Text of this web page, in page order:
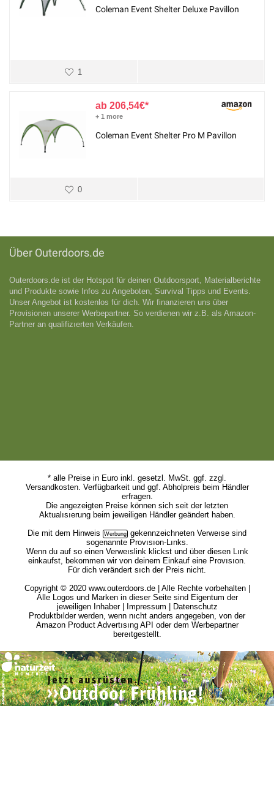
Coleman Event Shelter Deluxe Pavillon
1
206,54€
+ 1 more
Coleman Event Shelter Pro M Pavillon
0
Über Outerdoors.de
Outerdoors.de ist der Hotspot für deinen Outdoorsport, Materialberichte
und Produkte sowie Infos zu Angeboten, Survival Tipps und Events.
Unser Angebot ist kostenlos für dich. Wir finanzieren uns über
Provisionen unserer Werbepartner. So verdienen wir z.B. als Amazon-
Partner an qualifizıerten Verkäufen.
* alle Preise in Euro inkl. gesetzl. MwSt. ggf. zzgl.
Versandkosten. Verfügbarkeit und ggf. Abholpreis beim Händler
erfragen.
Die angezeigten Preise können sich seit der letzten
Aktualısıerung beim jeweiligen Händler geändert haben.
Die mit dem Hinweis
gekennzeichneten Verweıse sind
sogenannte Provısıon-Lınks.
Wenn du auf so einen Verweıslink klickst und über diesen Lınk
einkaufst, bekommen wir von deinem Einkauf eine Provısıon.
Für dich verändert sıch der Preis nicht.
Copyright © 2020 www.outerdoors.de | Alle Rechte vorbehalten |
Alle Logos und Marken in dieser Seite sind Eigentum der
jeweiligen Inhaber |
Impressum
Datenschutz
Produktbılder werden, wenn nıcht anders angegeben, von der
Amazon Product Advertısıng API oder dem Werbepartner
bereıtgestellt.